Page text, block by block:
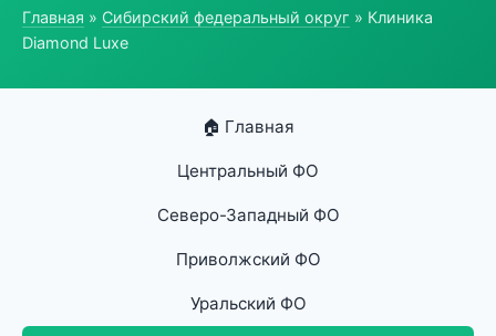
Главная » Сибирский федеральный округ » Клиника
Diamond Luxe
🏠 Главная
Центральный ФО
Северо-Западный ФО
Приволжский ФО
Уральский ФО